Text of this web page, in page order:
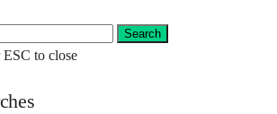
Search
to close